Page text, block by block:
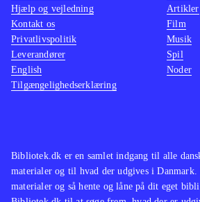
Bibliotek.dk er en samlet indgang til alle
materialer og til hvad der udgives i
materialer og så hente og låne på dit eget
Hjælp og vejledning
Kontakt os
Privatlivspolitik
Leverandører
English
Tilgængelighedserklæring
Artikler
Film
Musik
Spil
Noder